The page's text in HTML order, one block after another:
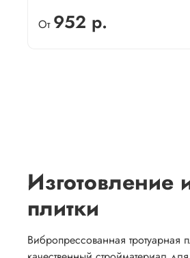
От 952 р.
Изготовление
плитки
Вибропрессованная тротуарная